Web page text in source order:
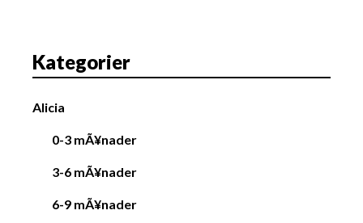
Kategorier
Alicia
0-3 mÃ¥nader
3-6 mÃ¥nader
6-9 mÃ¥nader